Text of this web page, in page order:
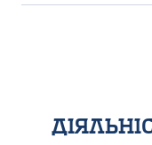
Харківський